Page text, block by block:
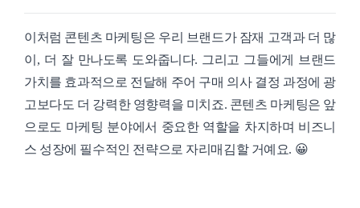
이처럼 콘텐츠 마케팅은 우리 브랜드가 잠재 고객과 더 많
이, 더 잘 만나도록 도와줍니다. 그리고 그들에게 브랜드
가치를 효과적으로 전달해 주어 구매 의사 결정 과정에 광
고보다도 더 강력한 영향력을 미치죠. 콘텐츠 마케팅은 앞
으로도 마케팅 분야에서 중요한 역할을 차지하며 비즈니
스 성장에 필수적인 전략으로 자리매김할 거예요. 😀